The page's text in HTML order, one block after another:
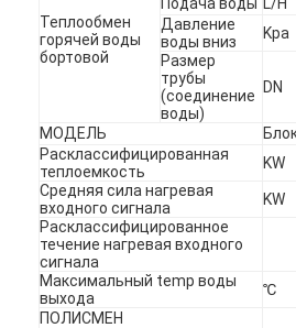
тепловой насос бассейна
высокотемпературный
многошаговый центробежный
вертикальный центробежный
горизонтальный
Части насоса Slurry
Теплообмен
горячей воды
бортовой
Давление
воды вниз
Kpa
Размер
трубы
(соединение
воды)
DN
МОДЕЛЬ
Расклассифицированная
теплоемкость
KW
Средняя сила нагревая
входного сигнала
KW
Расклассифицированное
течение нагревая входного
сигнала
Максимальный temp воды
выхода
℃
ПОЛИСМЕН